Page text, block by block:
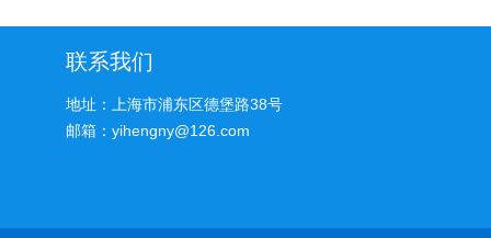
联系我们
地址：上海市浦东区德堡路38号
邮箱：yihengny@126.com